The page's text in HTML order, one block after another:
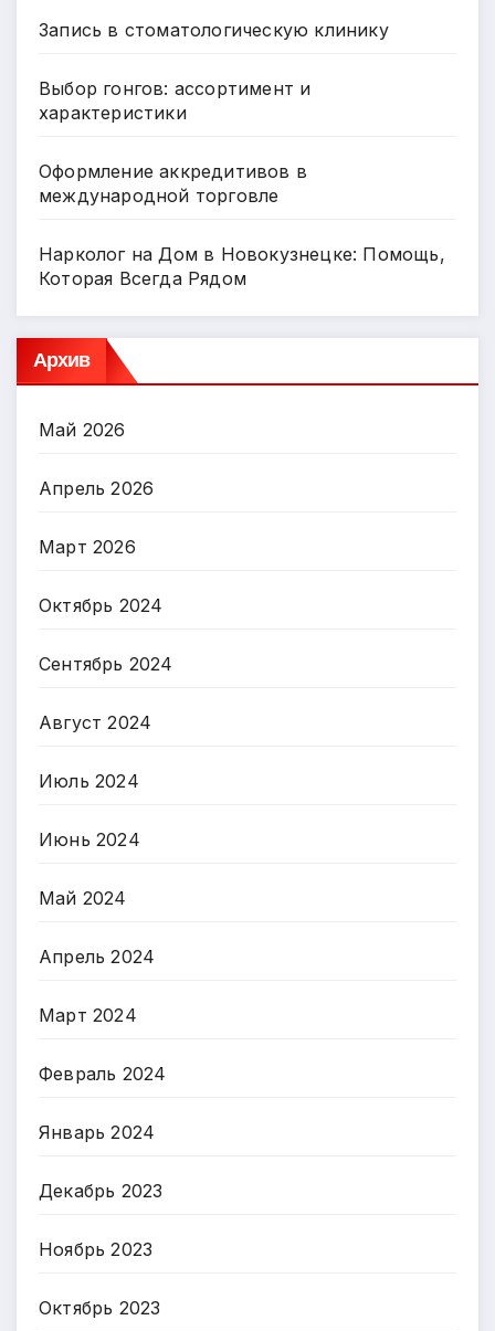
Запись в стоматологическую клинику
Выбор гонгов: ассортимент и
характеристики
Оформление аккредитивов в
международной торговле
Нарколог на Дом в Новокузнецке: Помощь,
Которая Всегда Рядом
Архив
Май 2026
Апрель 2026
Март 2026
Октябрь 2024
Сентябрь 2024
Август 2024
Июль 2024
Июнь 2024
Май 2024
Апрель 2024
Март 2024
Февраль 2024
Январь 2024
Декабрь 2023
Ноябрь 2023
Октябрь 2023